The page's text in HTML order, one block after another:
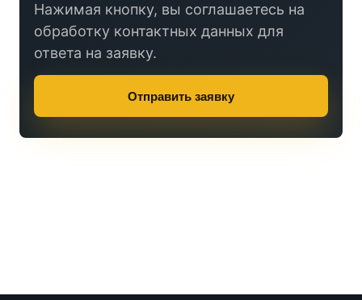
Нажимая кнопку, вы соглашаетесь на
обработку контактных данных для
ответа на заявку.
Отправить заявку